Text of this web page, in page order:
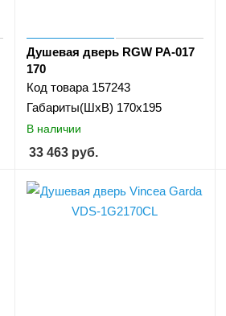
Душевая дверь RGW PA-017
170
Код товара 157243
Габариты(ШхВ) 170х195
В наличии
33 463 руб.